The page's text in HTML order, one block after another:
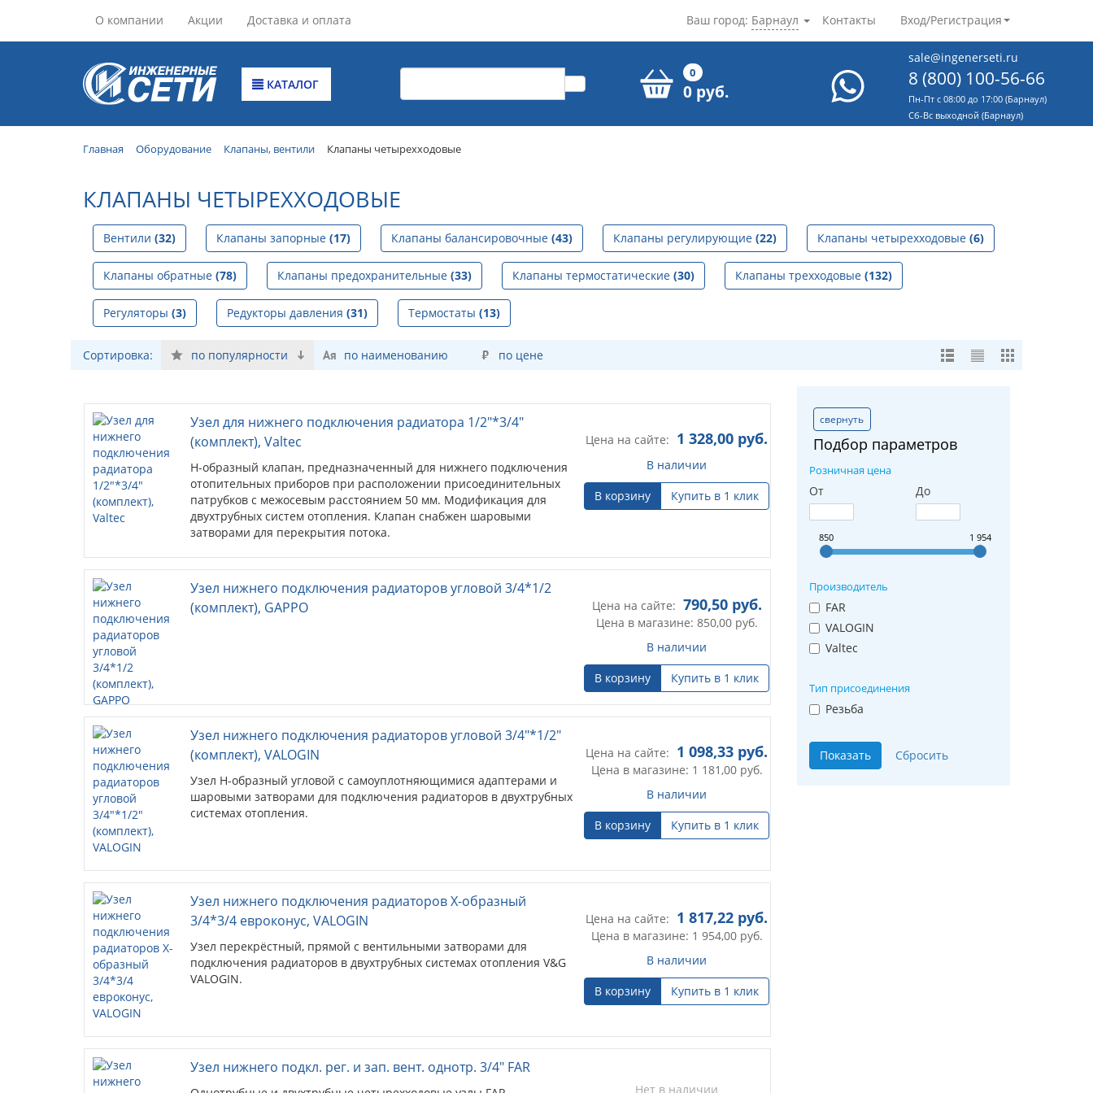
О компании Акции Доставка и оплата Контакты Вход/Регистрация
Ваш город: Барнаул
КАТАЛОГ
0
0 руб.
sale@ingenerseti.ru
8 (800) 100-56-66
Пн-Пт с 08:00 до 17:00 (Барнаул)
Cб-Вс выходной (Барнаул)
Главная Оборудование Клапаны, вентили Клапаны четырехходовые
КЛАПАНЫ ЧЕТЫРЕХХОДОВЫЕ
Вентили (32) Клапаны запорные (17) Клапаны балансировочные (43) Клапаны регулирующие (22) Клапаны четырехходовые (6)
Клапаны обратные (78) Клапаны предохранительные (33) Клапаны термостатические (30) Клапаны трехходовые (132)
Регуляторы (3) Редукторы давления (31) Термостаты (13)
Сортировка: по популярности по наименованию по цене
свернуть
Подбор параметров
Розничная цена
От До
850 1 954
Производитель
FAR
VALOGIN
Valtec
Тип присоединения
Резьба
Узел для нижнего подключения радиатора 1/2"*3/4"
(комплект), Valtec
Н-образный клапан, предназначенный для нижнего подключения
отопительных приборов при расположении присоединительных
патрубков с межосевым расстоянием 50 мм. Модификация для
двухтрубных систем отопления. Клапан снабжен шаровыми
затворами для перекрытия потока.
Цена на сайте: 1 328,00 руб.
В наличии
В корзину
Купить в 1 клик
Узел нижнего подключения радиаторов угловой 3/4*1/2
(комплект), GAPPO
Цена на сайте: 790,50руб.
Цена в магазине: 850,00руб.
В наличии
В корзину
Купить в 1 клик
Узел нижнего подключения радиаторов угловой 3/4"*1/2"
(комплект), VALOGIN
Узел Н-образный угловой с самоуплотняющимися адаптерами и
шаровыми затворами для подключения радиаторов в двухтрубных
системах отопления.
Цена на сайте: 1 098,33 руб.
Цена в магазине: 1 181,00руб.
В наличии
В корзину
Купить в 1 клик
Узел нижнего подключения радиаторов Х-образный
3/4*3/4 евроконус, VALOGIN
Узел перекрёстный, прямой с вентильными затворами для
подключения радиаторов в двухтрубных системах отопления V&G
VALOGIN.
Цена на сайте: 1 817,22 руб.
Цена в магазине: 1 954,00руб.
В наличии
В корзину
Купить в 1 клик
Узел нижнего подкл. рег. и зап. вент. однотр. 3/4" FAR
Нет в наличии